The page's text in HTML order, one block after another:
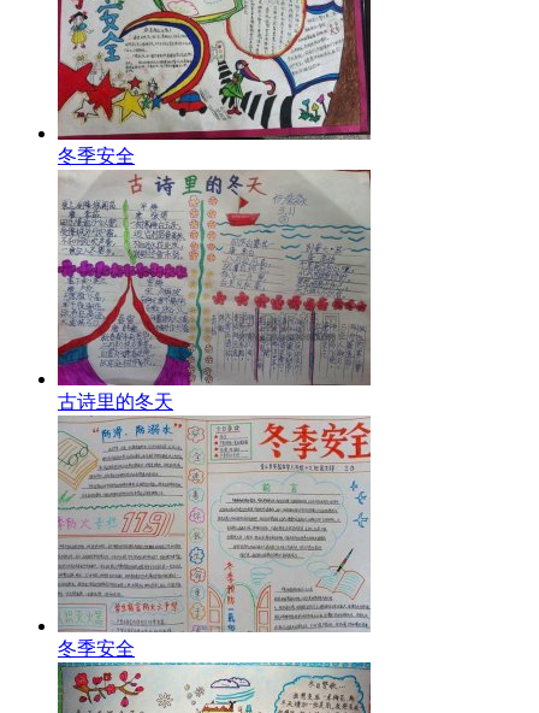
冬季安全
古诗里的冬天
冬季安全